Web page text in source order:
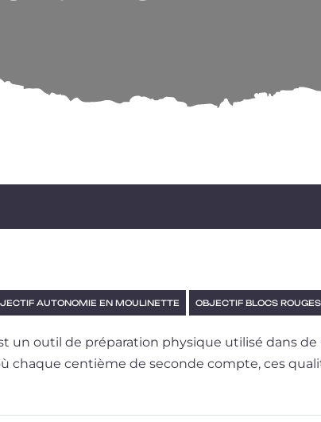
AUTONOMIE EN MOULINETTE OBJECTIF BLOCS ROUGES
un outil de pré­pa­ra­tion phy­sique uti­li­sé dans
chaque cen­tième de seconde compte, ces